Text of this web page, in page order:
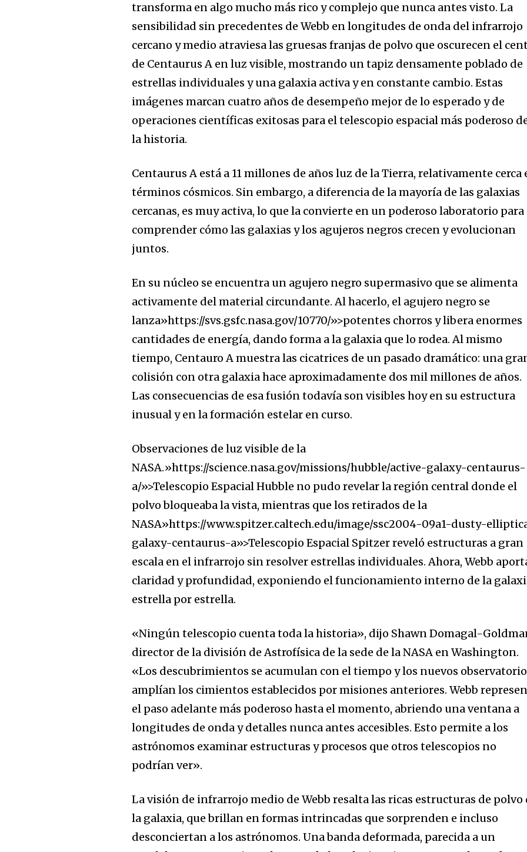
transforma en algo mucho más rico y complejo que nunca antes visto. La
sensibilidad sin precedentes de Webb en longitudes de onda del infrarrojo
cercano y medio atraviesa las gruesas franjas de polvo que oscurecen el
de Centaurus A en luz visible, mostrando un tapiz densamente poblado de
estrellas individuales y una galaxia activa y en constante cambio. Estas
imágenes marcan cuatro años de desempeño mejor de lo esperado y de
operaciones científicas exitosas para el telescopio espacial más poderoso
la historia.
Centaurus A está a 11 millones de años luz de la Tierra, relativamente cerca
términos cósmicos. Sin embargo, a diferencia de la mayoría de las galaxias
cercanas, es muy activa, lo que la convierte en un poderoso laboratorio para
comprender cómo las galaxias y los agujeros negros crecen y evolucionan
juntos.
En su núcleo se encuentra un agujero negro supermasivo que se alimenta
activamente del material circundante. Al hacerlo, el agujero negro se
lanza»https://svs.gsfc.nasa.gov/10770/»>potentes chorros y libera enormes
cantidades de energía, dando forma a la galaxia que lo rodea. Al mismo
tiempo, Centauro A muestra las cicatrices de un pasado dramático: una
colisión con otra galaxia hace aproximadamente dos mil millones de años.
Las consecuencias de esa fusión todavía son visibles hoy en su estructura
inusual y en la formación estelar en curso.
Observaciones de luz visible de la
NASA.»https://science.nasa.gov/missions/hubble/active-galaxy-centaurus-
a/»>Telescopio Espacial Hubble no pudo revelar la región central donde el
polvo bloqueaba la vista, mientras que los retirados de la
NASA»https://www.spitzer.caltech.edu/image/ssc2004-09a1-dusty-
galaxy-centaurus-a»>Telescopio Espacial Spitzer reveló estructuras a gran
escala en el infrarrojo sin resolver estrellas individuales. Ahora, Webb
claridad y profundidad, exponiendo el funcionamiento interno de la
estrella por estrella.
«Ningún telescopio cuenta toda la historia», dijo Shawn Domagal-
director de la división de Astrofísica de la sede de la NASA en Washington.
«Los descubrimientos se acumulan con el tiempo y los nuevos
amplían los cimientos establecidos por misiones anteriores. Webb
el paso adelante más poderoso hasta el momento, abriendo una ventana a
longitudes de onda y detalles nunca antes accesibles. Esto permite a los
astrónomos examinar estructuras y procesos que otros telescopios no
podrían ver».
La visión de infrarrojo medio de Webb resalta las ricas estructuras de polvo
la galaxia, que brillan en formas intrincadas que sorprenden e incluso
desconciertan a los astrónomos. Una banda deformada, parecida a un